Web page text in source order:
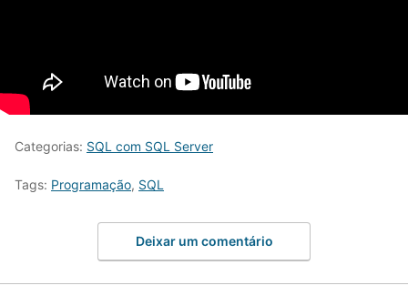
Categorias: SQL com SQL Server
Tags: Programação, SQL
Deixar um comentário